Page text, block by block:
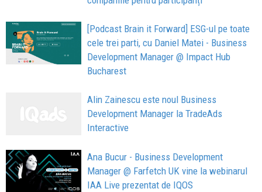
[Podcast Brain it Forward] ESG-ul pe toate
cele trei parti, cu Daniel Matei - Business
Development Manager @ Impact Hub
Bucharest
Alin Zainescu este noul Business
Development Manager la TradeAds
Interactive
Ana Bucur - Business Development
Manager @ Farfetch UK vine la webinarul
IAA Live prezentat de IQOS